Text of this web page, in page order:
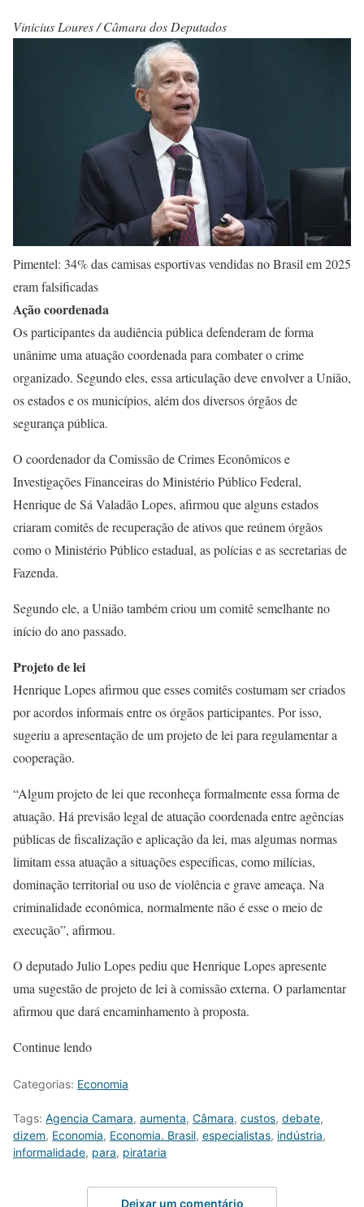
Vinicius Loures / Câmara dos Deputados
Pimentel: 34% das camisas esportivas vendidas no Brasil em 2025
eram falsificadas
Ação coordenada
Os participantes da audiência pública defenderam de forma
unânime uma atuação coordenada para combater o crime
organizado. Segundo eles, essa articulação deve envolver a União,
os estados e os municípios, além dos diversos órgãos de
segurança pública.
O coordenador da Comissão de Crimes Econômicos e
Investigações Financeiras do Ministério Público Federal,
Henrique de Sá Valadão Lopes, afirmou que alguns estados
criaram comitês de recuperação de ativos que reúnem órgãos
como o Ministério Público estadual, as polícias e as secretarias de
Fazenda.
Segundo ele, a União também criou um comitê semelhante no
início do ano passado.
Projeto de lei
Henrique Lopes afirmou que esses comitês costumam ser criados
por acordos informais entre os órgãos participantes. Por isso,
sugeriu a apresentação de um projeto de lei para regulamentar a
cooperação.
“Algum projeto de lei que reconheça formalmente essa forma de
atuação. Há previsão legal de atuação coordenada entre agências
públicas de fiscalização e aplicação da lei, mas algumas normas
limitam essa atuação a situações específicas, como milícias,
dominação territorial ou uso de violência e grave ameaça. Na
criminalidade econômica, normalmente não é esse o meio de
execução”, afirmou.
O deputado Julio Lopes pediu que Henrique Lopes apresente
uma sugestão de projeto de lei à comissão externa. O parlamentar
afirmou que dará encaminhamento à proposta.
Continue lendo
Categorias: Economia
Tags: Agencia Camara, aumenta, Câmara, custos, debate,
dizem, Economia, Economia. Brasil, especialistas, indústria,
informalidade, para, pirataria
Deixar um comentário